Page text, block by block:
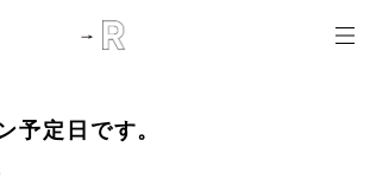
予定日です。